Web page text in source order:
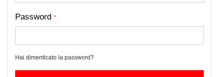
Password
Hai dimenticato la password?